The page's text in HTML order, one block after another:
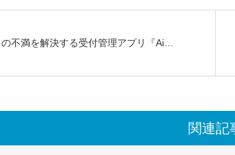
不満を解決する受付管理アプリ『Ai…
関連記